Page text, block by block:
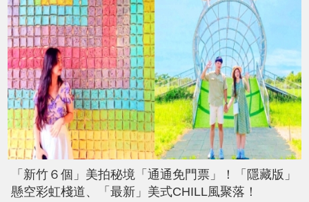
「新竹６個」美拍秘境「通通免門票」！「隱藏版」
懸空彩虹棧道、「最新」美式CHILL風聚落！